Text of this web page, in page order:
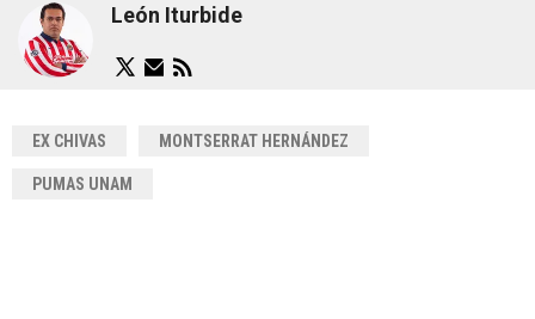
León Iturbide
EX CHIVAS MONTSERRAT HERNÁNDEZ
PUMAS UNAM